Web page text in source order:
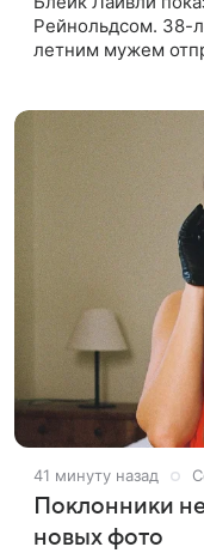
Рейнольдсом. 38-
летним мужем
41 минуту назад
Поклонники
новых фото